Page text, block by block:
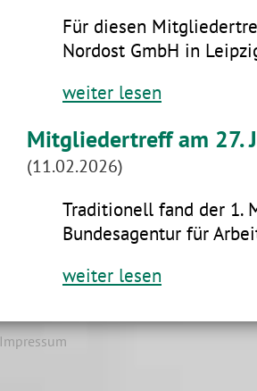
Für diesen
Nordost GmbH in
weiter lesen
Mitgliedertreff am 27.
(11.02.2026)
Traditionell fand der 1.
Bundesagentur für
weiter lesen
Impressum